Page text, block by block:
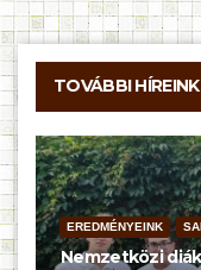
TOVÁBBI HÍREINK
EREDMÉNYEINK
Nemzetközi